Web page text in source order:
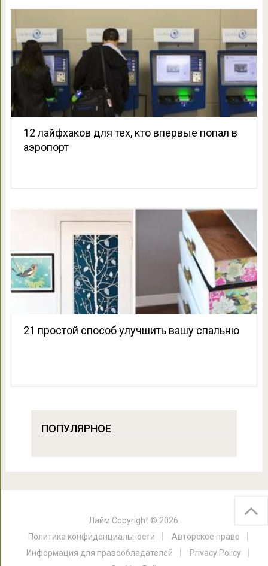
12 лайфхаков для тех, кто впервые попал в
аэропорт
21 простой способ улучшить вашу спальню
ПОПУЛЯРНОЕ
Лайм Copyright © 2026.
Политика конфиденциальности
Авторское право
Информация для правообладателей
Privacy Policy